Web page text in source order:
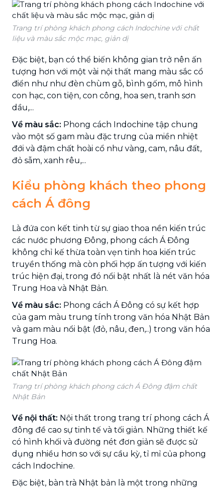
Trang trí phòng khách phong cách Indochine với chất
liệu và màu sắc mộc mạc, giản dị
Đặc biệt, bạn có thể biến không gian trở nên ấn
tượng hơn với một vài nội thất mang màu sắc cổ
điển như như đèn chùm gỗ, bình gốm, mô hình
con hạc, con tiện, con công, hoa sen, tranh sơn
dầu,...
Về màu sắc: Phong cách Indochine tập chung
vào một số gam màu đặc trưng của miền nhiệt
đới và đậm chất hoài cổ như vàng, cam, nâu đất,
đỏ sẫm, xanh rêu,...
Kiểu phòng khách theo phong
cách Á đông
Là đứa con kết tinh từ sự giao thoa nền kiến trúc
các nước phương Đông, phong cách Á Đông
không chỉ kế thừa toàn vẹn tinh hoa kiến trúc
truyền thống mà còn phối hợp ấn tượng với kiến
trúc hiện đại, trong đó nổi bật nhất là nét văn hóa
Trung Hoa và Nhật Bản.
Về màu sắc: Phong cách Á Đông có sự kết hợp
của gam màu trung tính trong văn hóa Nhật Bản
và gam màu nổi bật (đỏ, nâu, đen,..) trong văn hóa
Trung Hoa.
Trang trí phòng khách phong cách Á Đông đậm chất
Nhật Bản
Về nội thất: Nội thất trong trang trí phong cách Á
đông đề cao sự tinh tế và tối giản. Những thiết kế
có hình khối và đường nét đơn giản sẽ được sử
dụng nhiều hơn so với sự cầu kỳ, tỉ mỉ của phong
cách Indochine.
Đặc biệt, bàn trà Nhật bản là một trong những